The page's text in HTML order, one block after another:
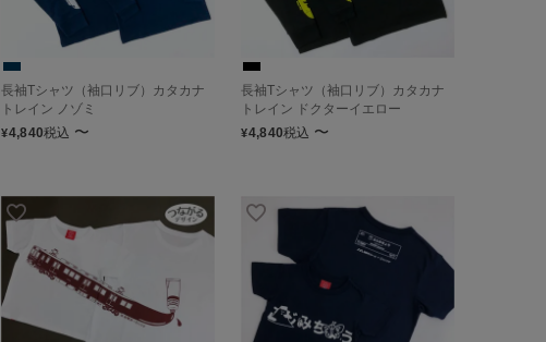
長袖Tシャツ（袖口リブ）カタカナ
トレイン ノゾミ
¥4,840税込 〜
長袖Tシャツ（袖口リブ）カタカナ
トレイン ドクターイエロー
¥4,840税込 〜